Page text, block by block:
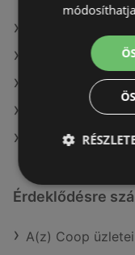
A(z) CBA
A(z) Privát
A(z) Interspar
A(z) Privát max
Érdeklődésre
A(z) Coop